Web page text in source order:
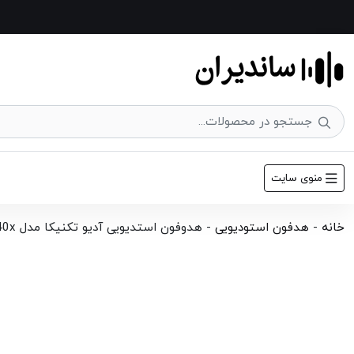
منوی سایت
خانه - هدفون استودیویی - هدوفون استدیویی آدیو تکنیکا مدل ATH-M40x